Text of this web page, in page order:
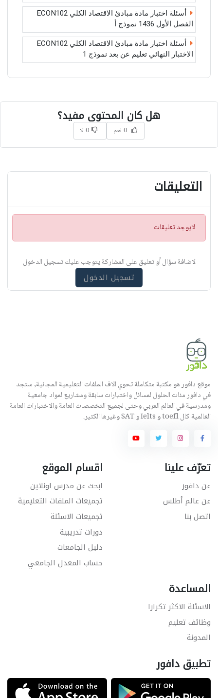
أسئلة اختبار مادة مبادئ الاقتصاد الكلي ECON102
الفصل الأول 1436 نموذج أ
أسئلة اختبار مادة مبادئ الاقتصاد الكلي ECON102
الاختبار النهائي تعليم عن بعد نموذج 1
هل كان المحتوى مفيد؟
0 نعم 0 لا
التعليقات
ت
ن
ي
لايوجد تعليقات
لاضافة سؤال أو تعليق على المشاركة يتوجب عليك تسجيل الدخول
تسجيل الدخول
موقع دافور هو مكتبة متكاملة تحوي الاف الملفات التعليمية المجانية, ستجد
في دافور مئات الحلول لمسائل واختبارات سابقة ومشاريع لمواد جامعية
ومدرسية في العالم العربي وحتى لجميع التخصصات العامة والاختبارات العامة
العالمية كال toefl و Ielts و SAT وغيرها الكثير.
تعرّف علينا
عن دافور
عن عالم أطلس
اتصل بنا
اقسام الموقع
ابحث عن مدرس اونلاين
تجميعات الملفات التعليمية
تجميعات الاسئلة
دورات تدريبية
دليل الجامعات
حساب المعدل الجامعي
المساعدة
الاسئلة الاكثر تكرارا
وظائف تعليم
المدونة
تطبيق دافور